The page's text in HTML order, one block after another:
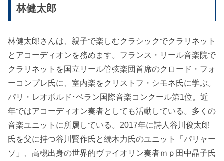
林健太郎
林健太郎さんは、親子で楽しむクラシックでクラリネット
とアコーディオンを務めます。フランス・リール音楽院で
クラリネットを国立リール管弦楽団首席のクロード・フォ
ーコンプレ氏に、室内楽をクリストフ・シモネ氏に学ぶ。
パリ・レオポルド･ベラン国際音楽コンクール第1位。近
年ではアコーディオン奏者としても活動している。多くの
音楽ユニットに所属している。2017年に詩人谷川俊太郎
氏を父に持つ谷川賢作氏と続木力氏のユニット「パリャー
ソ」、高槻出身の世界的ヴァイオリン奏者ｍｐ田中晶子氏